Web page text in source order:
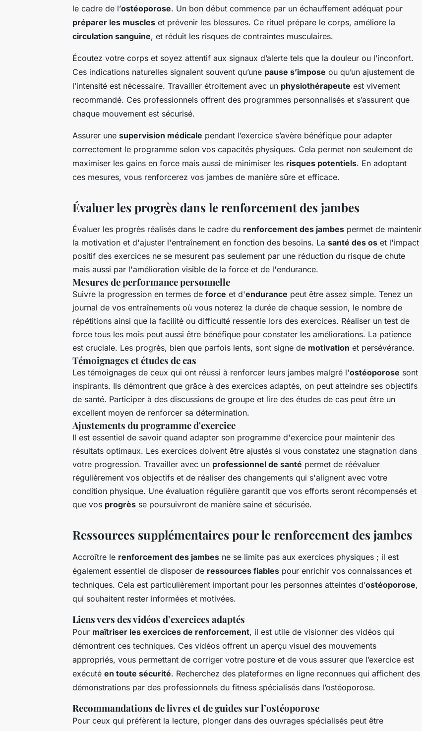
le cadre de l’ostéoporose. Un bon début commence par un échauffement adéquat pour
préparer les muscles et prévenir les blessures. Ce rituel prépare le corps, améliore la
circulation sanguine, et réduit les risques de contraintes musculaires.
Écoutez votre corps et soyez attentif aux signaux d’alerte tels que la douleur ou l’inconfort.
Ces indications naturelles signalent souvent qu’une pause s’impose ou qu’un ajustement de
l’intensité est nécessaire. Travailler étroitement avec un physiothérapeute est vivement
recommandé. Ces professionnels offrent des programmes personnalisés et s’assurent que
chaque mouvement est sécurisé.
Assurer une supervision médicale pendant l’exercice s’avère bénéfique pour adapter
correctement le programme selon vos capacités physiques. Cela permet non seulement de
maximiser les gains en force mais aussi de minimiser les risques potentiels. En adoptant
ces mesures, vous renforcerez vos jambes de manière sûre et efficace.
Évaluer les progrès dans le renforcement des jambes
Évaluer les progrès réalisés dans le cadre du renforcement des jambes permet de maintenir
la motivation et d'ajuster l'entraînement en fonction des besoins. La santé des os et l'impact
positif des exercices ne se mesurent pas seulement par une réduction du risque de chute
mais aussi par l'amélioration visible de la force et de l'endurance.
Mesures de performance personnelle
Suivre la progression en termes de force et d'endurance peut être assez simple. Tenez un
journal de vos entraînements où vous noterez la durée de chaque session, le nombre de
répétitions ainsi que la facilité ou difficulté ressentie lors des exercices. Réaliser un test de
force tous les mois peut aussi être bénéfique pour constater les améliorations. La patience
est cruciale. Les progrès, bien que parfois lents, sont signe de motivation et persévérance.
Témoignages et études de cas
Les témoignages de ceux qui ont réussi à renforcer leurs jambes malgré l'ostéoporose sont
inspirants. Ils démontrent que grâce à des exercices adaptés, on peut atteindre ses objectifs
de santé. Participer à des discussions de groupe et lire des études de cas peut être un
excellent moyen de renforcer sa détermination.
Ajustements du programme d'exercice
Il est essentiel de savoir quand adapter son programme d'exercice pour maintenir des
résultats optimaux. Les exercices doivent être ajustés si vous constatez une stagnation dans
votre progression. Travailler avec un professionnel de santé permet de réévaluer
régulièrement vos objectifs et de réaliser des changements qui s'alignent avec votre
condition physique. Une évaluation régulière garantit que vos efforts seront récompensés et
que vos progrès se poursuivront de manière saine et sécurisée.
Ressources supplémentaires pour le renforcement des jambes
Accroître le renforcement des jambes ne se limite pas aux exercices physiques ; il est
également essentiel de disposer de ressources fiables pour enrichir vos connaissances et
techniques. Cela est particulièrement important pour les personnes atteintes d’ostéoporose,
qui souhaitent rester informées et motivées.
Liens vers des vidéos d’exercices adaptés
Pour maîtriser les exercices de renforcement, il est utile de visionner des vidéos qui
démontrent ces techniques. Ces vidéos offrent un aperçu visuel des mouvements
appropriés, vous permettant de corriger votre posture et de vous assurer que l’exercice est
exécuté en toute sécurité. Recherchez des plateformes en ligne reconnues qui affichent des
démonstrations par des professionnels du fitness spécialisés dans l’ostéoporose.
Recommandations de livres et de guides sur l’ostéoporose
Pour ceux qui préfèrent la lecture, plonger dans des ouvrages spécialisés peut être